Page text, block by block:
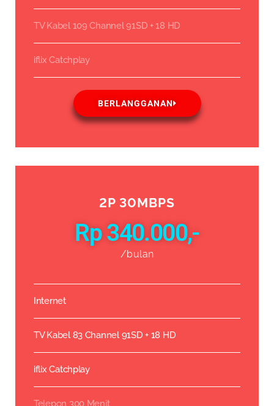
TV Kabel 109 Channel 91SD + 18 HD
iflix Catchplay
BERLANGGANAN
2P 30MBPS
Rp 340.000,-
/bulan
Internet
TV Kabel 83 Channel 91SD + 18 HD
iflix Catchplay